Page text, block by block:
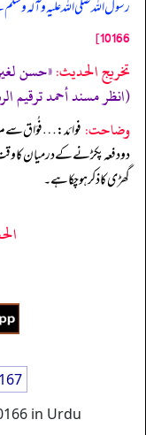
رسول اللہ صلی اللہ علیہ وآلہ
10166]
تخریج الحدیث:
(انظر مسند أحمد ترقيم الرسالة: 6920 ترقیم بيت الأفكار
وضاحت: فوائد: … فُوَاق سے
دو دفعہ پکڑنے کے درمیان کا
گھڑی کا ذکر ہو چکا ہے۔
in Urdu